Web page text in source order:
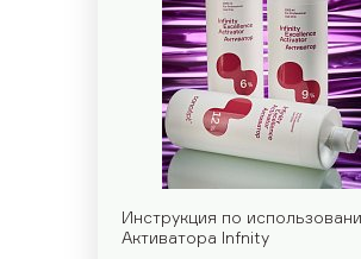
Инструкция по
Активатора Infnity